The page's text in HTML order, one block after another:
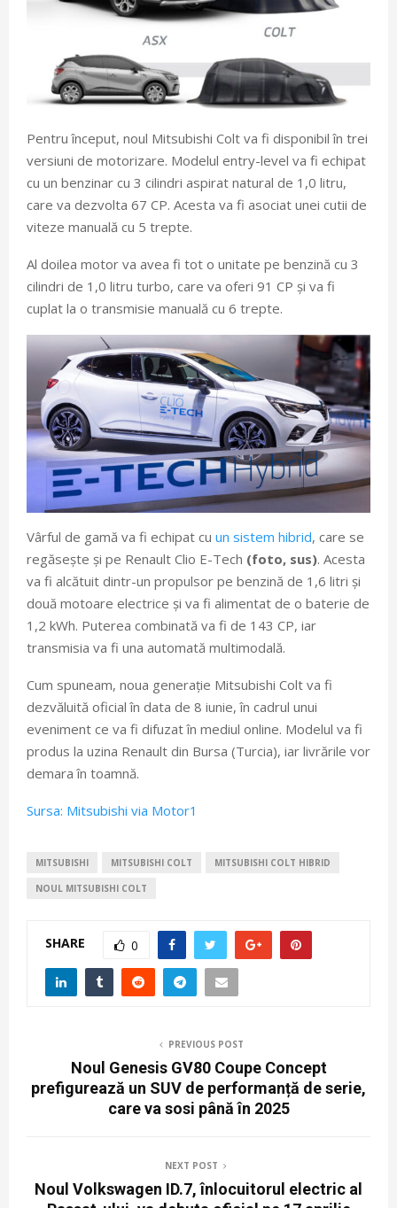
Pentru început, noul Mitsubishi Colt va fi disponibil în trei
versiuni de motorizare. Modelul entry-level va fi echipat
cu un benzinar cu 3 cilindri aspirat natural de 1,0 litru,
care va dezvolta 67 CP. Acesta va fi asociat unei cutii de
viteze manuală cu 5 trepte.
Al doilea motor va avea fi tot o unitate pe benzină cu 3
cilindri de 1,0 litru turbo, care va oferi 91 CP și va fi
cuplat la o transmisie manuală cu 6 trepte.
Vârful de gamă va fi echipat cu un sistem hibrid, care se
regăsește și pe Renault Clio E-Tech (foto, sus). Acesta
va fi alcătuit dintr-un propulsor pe benzină de 1,6 litri și
două motoare electrice și va fi alimentat de o baterie de
1,2 kWh. Puterea combinată va fi de 143 CP, iar
transmisia va fi una automată multimodală.
Cum spuneam, noua generație Mitsubishi Colt va fi
dezvăluită oficial în data de 8 iunie, în cadrul unui
eveniment ce va fi difuzat în mediul online. Modelul va fi
produs la uzina Renault din Bursa (Turcia), iar livrările vor
demara în toamnă.
Sursa: Mitsubishi via Motor1
MITSUBISHI MITSUBISHI COLT MITSUBISHI COLT HIBRID
NOUL MITSUBISHI COLT
SHARE 0
PREVIOUS POST
Noul Genesis GV80 Coupe Concept
prefigurează un SUV de performanță de serie,
care va sosi până în 2025
NEXT POST
Noul Volkswagen ID.7, înlocuitorul electric al